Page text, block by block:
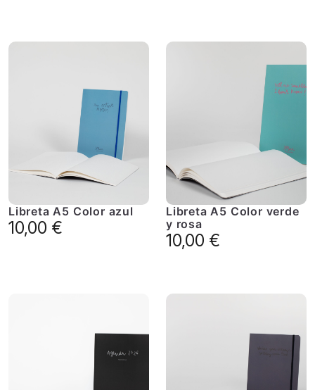
Libreta A5 Color azul
10,00 €
Libreta A5 Color verde
y rosa
10,00 €